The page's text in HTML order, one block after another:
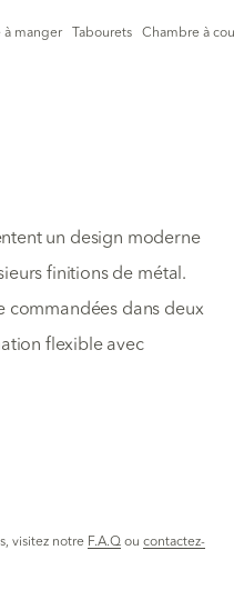
à manger Tabourets Chambre à
un design moderne
finitions de métal.
commandées dans deux
flexible avec
visitez notre F.A.Q ou contactez-